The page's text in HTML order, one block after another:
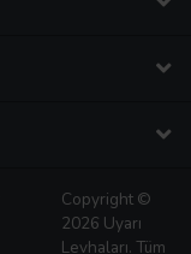
Copyright ©
2026 Uyarı
Levhaları. Tüm